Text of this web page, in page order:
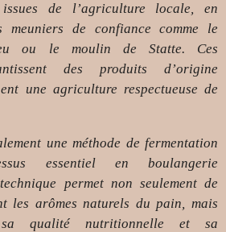
de l’agriculture locale, en
meuniers de confiance comme le
ou le moulin de Statte. Ces
des produits d’origine
une agriculture respectueuse de
une méthode de fermentation
essentiel en boulangerie
permet non seulement de
les arômes naturels du pain, mais
sa qualité nutritionnelle et sa